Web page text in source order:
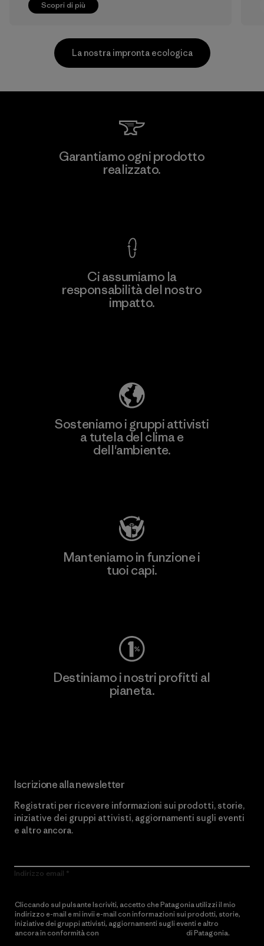
Scopri di più
Scopri di più
Teijin Frontier Co., Ltd.
La nostra impronta ecologica
Garantiamo ogni prodotto
realizzato.
Ci assumiamo la
responsabilità del nostro
impatto.
Sosteniamo i gruppi attivisti
a tutela del clima e
dell'ambiente.
Manteniamo in funzione i
tuoi capi.
Destiniamo i nostri profitti al
pianeta.
Iscrizione alla newsletter
Registrati per ricevere informazioni sui prodotti, storie,
iniziative dei gruppi attivisti, aggiornamenti sugli eventi
e altro ancora.
Indirizzo email
Cliccando sul pulsante Iscriviti, accetto che Patagonia utilizzi il mio
indirizzo e-mail e mi invii e-mail con informazioni sui prodotti, storie,
iniziative dei gruppi attivisti, aggiornamenti sugli eventi e altro
ancora in conformità con
di Patagonia.